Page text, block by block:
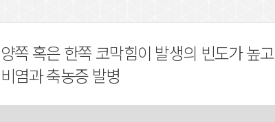
양쪽 혹은 한쪽 코막힘이 발생의 빈도가 높고
비염과 축농증 발병